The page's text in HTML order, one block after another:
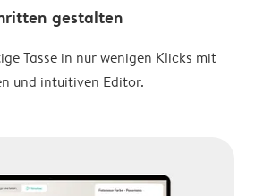
gestalten
Tasse in nur wenigen Klicks mit
und intuitiven Editor.